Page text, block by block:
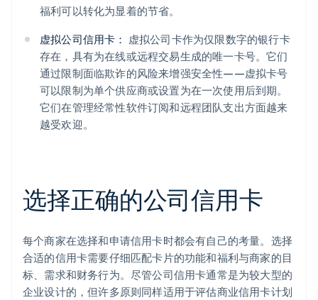
福利可以转化为显着的节省。
虚拟公司信用卡： 虚拟公司卡作为仅限数字的银行卡
存在，具有为在线或远程交易生成的唯一卡号。它们
通过限制面临欺诈的风险来增强安全性——虚拟卡号
可以限制为单个供应商或设置为在一次使用后到期。
它们在管理经常性软件订阅和远程团队支出方面越来
越受欢迎。
选择正确的公司信用卡
每个商家在选择和申请信用卡时都会有自己的考量。选择
合适的信用卡需要仔细匹配卡片的功能和福利与商家的目
标、需求和财务行为。尽管公司信用卡通常是为较大型的
企业设计的，但许多原则同样适用于评估商业信用卡计划